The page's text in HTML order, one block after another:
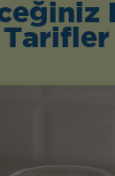
Tarifler